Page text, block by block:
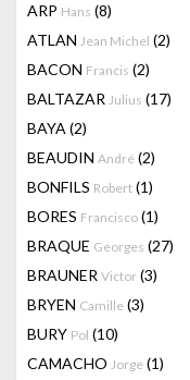
ARP Hans (8)
ATLAN Jean Michel (2)
BACON Francis (2)
BALTAZAR Julius (17)
BAYA (2)
BEAUDIN André (2)
BONFILS Robert (1)
BORES Francisco (1)
BRAQUE Georges (27)
BRAUNER Victor (3)
BRYEN Camille (3)
BURY Pol (10)
CAMACHO Jorge (1)